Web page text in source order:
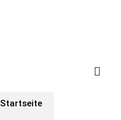
Startseite